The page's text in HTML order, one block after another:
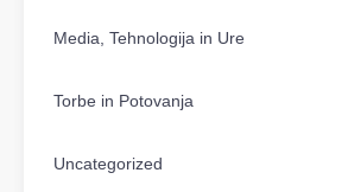
Media, Tehnologija in Ure
Torbe in Potovanja
Uncategorized